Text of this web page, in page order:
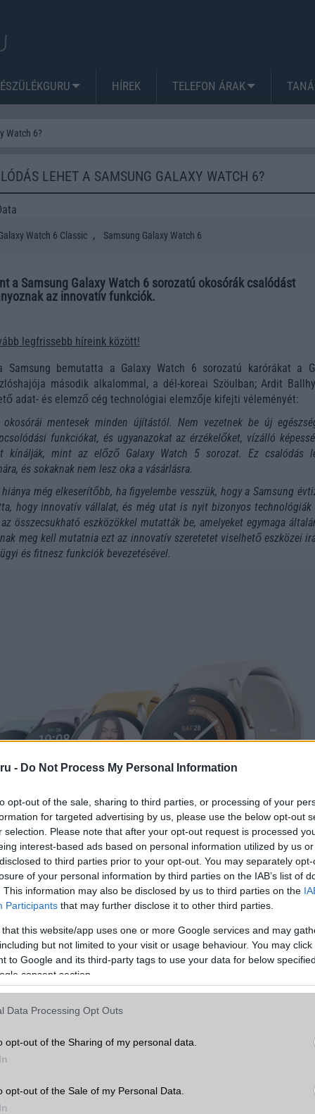
- Do Not Process My Personal Information
opt-out of the sale, sharing to third parties, or processing of your
for targeted advertising by us, please use the below opt-out
selection. Please note that after your opt-out request is processed
interest-based ads based on personal information utilized by us
to third parties prior to your opt-out. You may separately
of your personal information by third parties on the IAB’s list of
This information may also be disclosed by us to third parties on the
Participants that may further disclose it to other third parties.
that this website/app uses one or more Google services and may
but not limited to your visit or usage behaviour. You may
to Google and its third-party tags to use your data for below
consent section.
Data Processing Opt Outs
opt-out of the Sharing of my personal data.
opt-out of the Sale of my Personal Data.
HÍREK TELEFON ÁRAK
Watch 6?
LEHET A SAMSUNG GALAXY WATCH 6?
Watch 6 Classic , Samsung Galaxy Watch 6
a Samsung Galaxy Watch 6 sorozatú okosórák csalódást
az innovatív funkciók.
legfrissebb híreink között!
bemutatta a Galaxy Watch 6 sorozatú karórákat a
második alkalommal, a dél-koreai Szöulban; Ardit
adat- és elemző cég technológiai elemzője kifejti véleményét:
mentesek minden újítástól. Nem vezetnek be új
funkciókat, és ugyanazokat az érzékelőket, vízálló
kínálják, mint az előző Galaxy Watch 5 sorozat. Ez csalódás
és sokaknak nem lesz oka a vásárlásra.
még elkeserítőbb, ha figyelembe vesszük, hogy a Samsung
hogy innovatív vállalat, és még utat is nyit bizonyos
összecsukható eszközökkel mutatták be, amelyeket egymaga
meg kell mutatnia ezt az innovatív szeretetet viselhető eszközei
és fitnesz funkciók bevezetésével.
megemelte legújabb okosóráinak árait, ami óhatatlanul és
a beszerzéstől.
Classicon. A Samsung azt állította, hogy ezt a népszerű kereslet miatt
arra, hogy a Samsung kapcsolatban áll a felhasználóival.
fogják, és bizonyos módon megerősítik a fogyasztói hűséget.
forgó káva Samsung pontokat is nyer a sportolók és
linkek: